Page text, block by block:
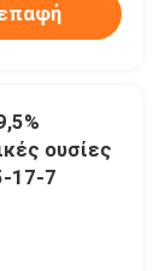
ουσίες
17-7